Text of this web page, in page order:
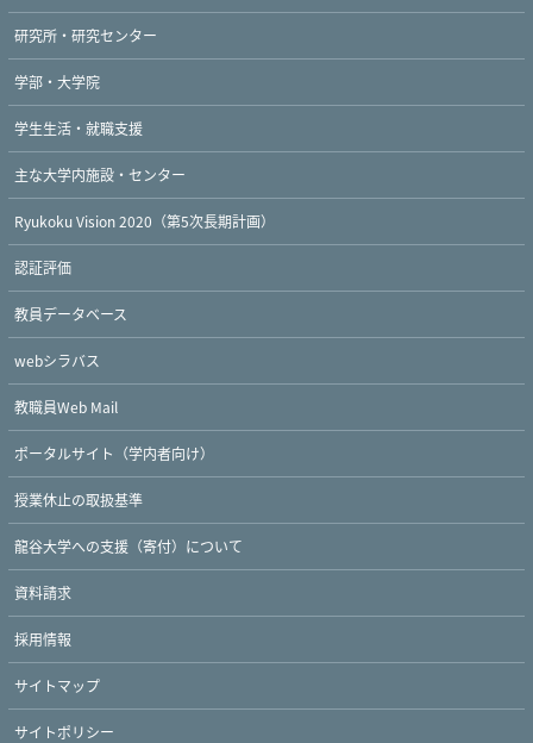
研究所・研究センター
学部・大学院
学生生活・就職支援
主な大学内施設・センター
Ryukoku Vision 2020（第5次長期計画）
認証評価
教員データベース
webシラバス
教職員Web Mail
ポータルサイト（学内者向け）
授業休止の取扱基準
龍谷大学への支援（寄付）について
資料請求
採用情報
サイトマップ
サイトポリシー